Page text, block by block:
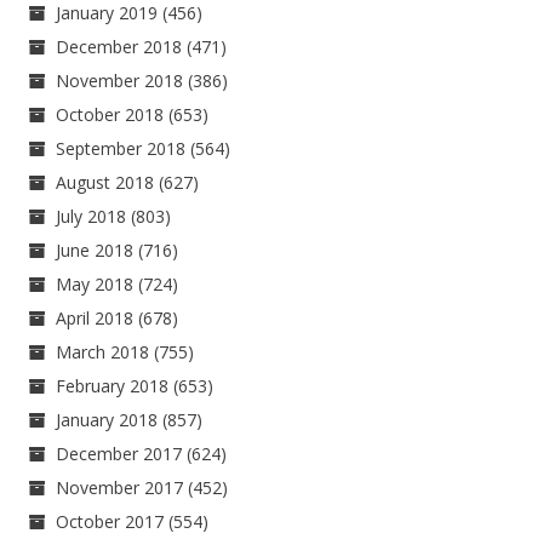
January 2019 (456)
December 2018 (471)
November 2018 (386)
October 2018 (653)
September 2018 (564)
August 2018 (627)
July 2018 (803)
June 2018 (716)
May 2018 (724)
April 2018 (678)
March 2018 (755)
February 2018 (653)
January 2018 (857)
December 2017 (624)
November 2017 (452)
October 2017 (554)